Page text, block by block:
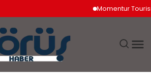
Momentur Tourism